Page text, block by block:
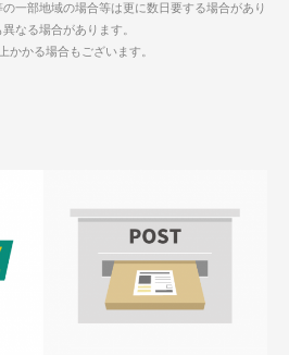
一部地域の場合等は更に数日要する場合があり
なる場合があります。
かる場合もございます。